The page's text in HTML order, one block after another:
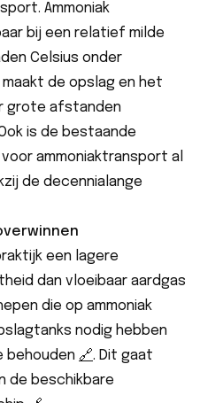
Ammoniak
bij een relatief milde
Celsius onder
maakt de opslag en het
grote afstanden
is de bestaande
ammoniaktransport al
de decennialange
een lagere
dan vloeibaar aardgas
die op ammoniak
nodig hebben
behouden 🔗︎. Dit gaat
de beschikbare